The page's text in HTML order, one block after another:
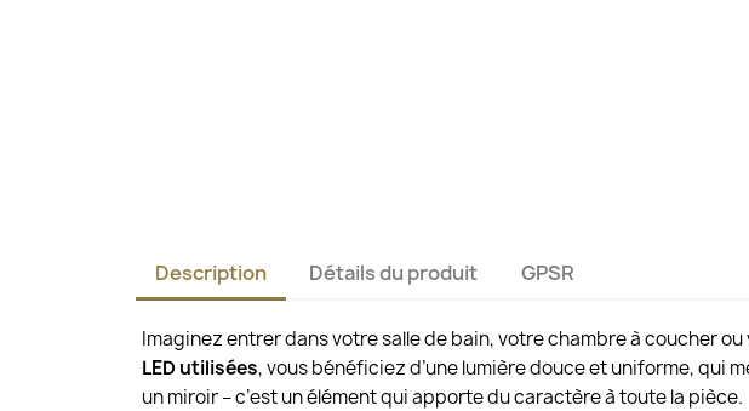
Description Détails du produit GPSR
Imaginez entrer dans votre salle de bain, votre chambre à coucher
LED utilisées, vous bénéficiez d’une lumière douce et uniforme, qui
un miroir – c’est un élément qui apporte du caractère à toute la pièce.